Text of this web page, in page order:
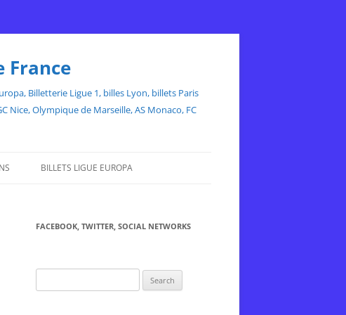
France
Billetterie Ligue 1, billes Lyon, billets Paris
Nice, Olympique de Marseille, AS Monaco, FC
BILLETS LIGUE EUROPA
FACEBOOK, TWITTER, SOCIAL NETWORKS
for: